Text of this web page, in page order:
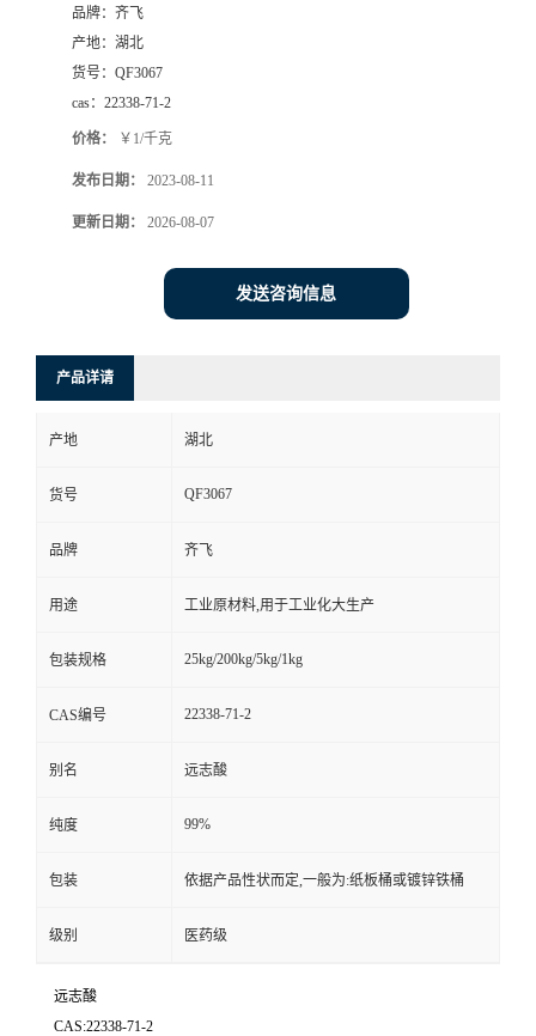
品牌： 齐飞
产地： 湖北
货号： QF3067
cas： 22338-71-2
价格： ￥1/千克
发布日期： 2023-08-11
更新日期： 2026-08-07
发送咨询信息
产品详请
产地 湖北
货号 QF3067
品牌 齐飞
用途 工业原材料,用于工业化大生产
包装规格 25kg/200kg/5kg/1kg
CAS编号 22338-71-2
别名 远志酸
纯度 99%
包装 依据产品性状而定,一般为:纸板桶或镀锌铁桶
级别 医药级
远志酸
CAS:22338-71-2